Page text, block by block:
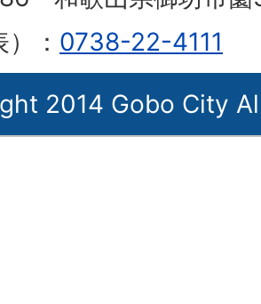
： 0738-22-4111
2014 Gobo City